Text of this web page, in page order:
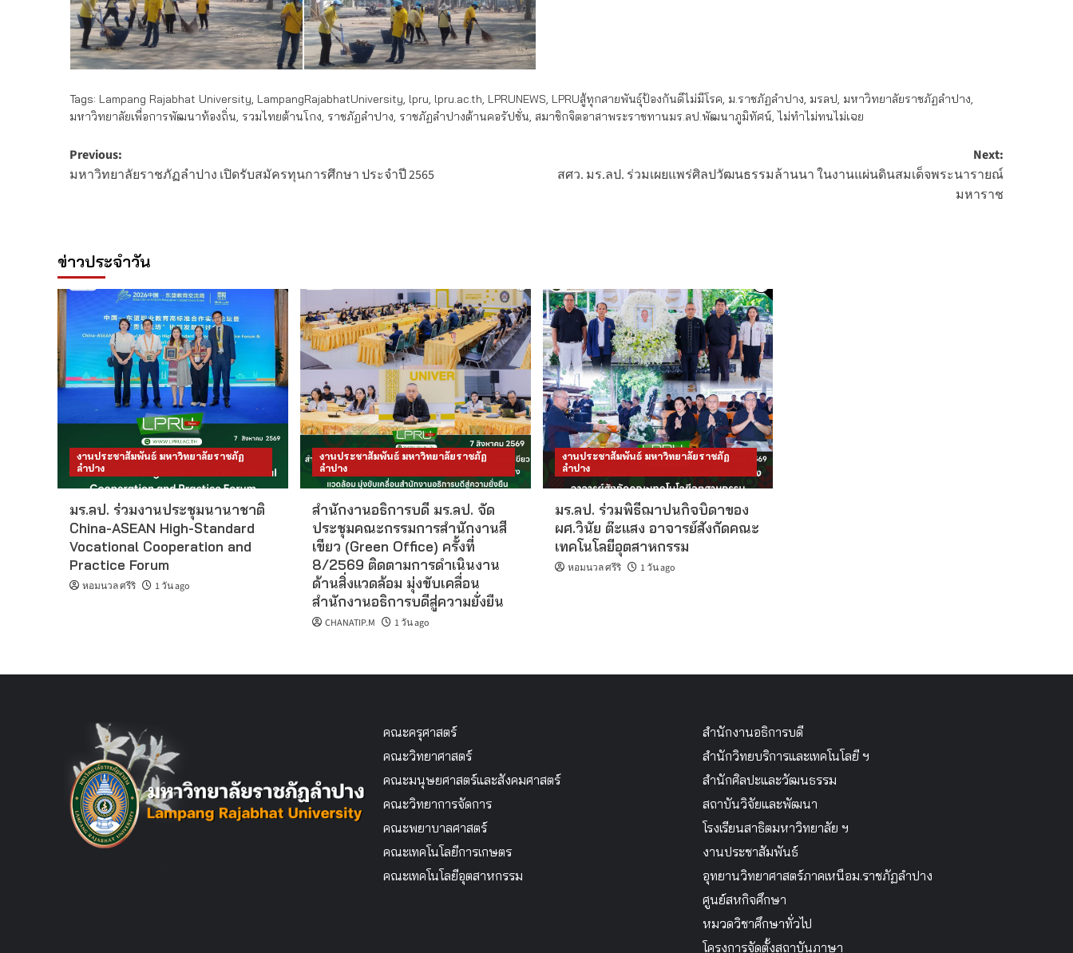
Tags: Lampang Rajabhat University, LampangRajabhatUniversity, lpru, lpru.ac.th, LPRUNEWS, LPRUสู้ทุกสายพันธุ์ป้องกันดีไม่มีโรค, ม.ราชภัฏลำปาง, มรลป, มหาวิทยาลัยราชภัฏลำปาง,
มหาวิทยาลัยเพื่อการพัฒนาท้องถิ่น, รวมไทยต้านโกง, ราชภัฏลำปาง, ราชภัฏลำปางต้านคอรัปชั่น, สมาชิกจิตอาสาพระราชทานมร.ลป.พัฒนาภูมิทัศน์, ไม่ทำไม่ทนไม่เฉย
Post
navigation
Previous:
มหาวิทยาลัยราชภัฏลำปาง เปิดรับสมัครทุนการศึกษา ประจำปี 2565
Next:
สศว. มร.ลป. ร่วมเผยแพร่ศิลปวัฒนธรรมล้านนา ในงานแผ่นดินสมเด็จพระนารายณ์
มหาราช
ข่าวประจำวัน
งานประชาสัมพันธ์ มหาวิทยาลัยราชภัฏ
ลำปาง
มร.ลป. ร่วมงานประชุมนานาชาติ
China-ASEAN High-Standard
Vocational Cooperation and
Practice Forum
หอมนวล ศรีริ 1 วัน ago
งานประชาสัมพันธ์ มหาวิทยาลัยราชภัฏ
ลำปาง
สำนักงานอธิการบดี มร.ลป. จัด
ประชุมคณะกรรมการสำนักงานสี
เขียว (Green Office) ครั้งที่
8/2569 ติดตามการดำเนินงาน
ด้านสิ่งแวดล้อม มุ่งขับเคลื่อน
สำนักงานอธิการบดีสู่ความยั่งยืน
CHANATIP.M 1 วัน ago
งานประชาสัมพันธ์ มหาวิทยาลัยราชภัฏ
ลำปาง
มร.ลป. ร่วมพิธีฌาปนกิจบิดาของ
ผศ.วินัย ต๊ะแสง อาจารย์สังกัดคณะ
เทคโนโลยีอุตสาหกรรม
หอมนวล ศรีริ 1 วัน ago
คณะครุศาสตร์
คณะวิทยาศาสตร์
คณะมนุษยศาสตร์และสังคมศาสตร์
คณะวิทยาการจัดการ
คณะพยาบาลศาสตร์
คณะเทคโนโลยีการเกษตร
คณะเทคโนโลยีอุตสาหกรรม
สำนักงานอธิการบดี
สำนักวิทยบริการและเทคโนโลยี ฯ
สำนักศิลปะและวัฒนธรรม
สถาบันวิจัยและพัฒนา
โรงเรียนสาธิตมหาวิทยาลัย ฯ
งานประชาสัมพันธ์
อุทยานวิทยาศาสตร์ภาคเหนือม.ราชภัฏลำปาง
ศูนย์สหกิจศึกษา
หมวดวิชาศึกษาทั่วไป
โครงการจัดตั้งสถาบันภาษา